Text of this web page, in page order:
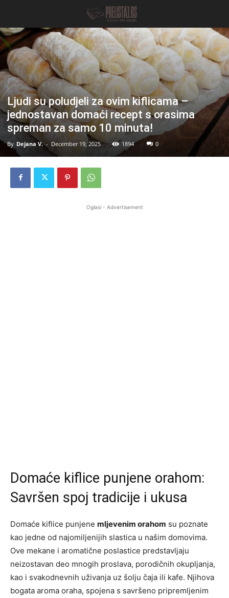
Ljudi su poludjeli za ovim kiflicama –
jednostavan domaći recept s orasima
spreman za samo 10 minuta!
By Dejana V. - December 19, 2025 1894 0
Oglasi - Advertisement
Domaće kiflice punjene orahom:
Savršen spoj tradicije i ukusa
Domaće kiflice punjene mljevenim orahom su poznate
kao jedne od najomiljenijih slastica u našim domovima.
Ove mekane i aromatične poslastice predstavljaju
neizostavan deo mnogih proslava, porodičnih okupljanja,
kao i svakodnevnih uživanja uz šolju čaja ili kafe. Njihova
bogata aroma oraha, spojena s savršeno pripremljenim